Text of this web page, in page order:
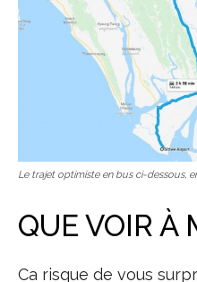
Le trajet optimiste en bus ci-dessous,
QUE VOIR À
Ca risque de vous